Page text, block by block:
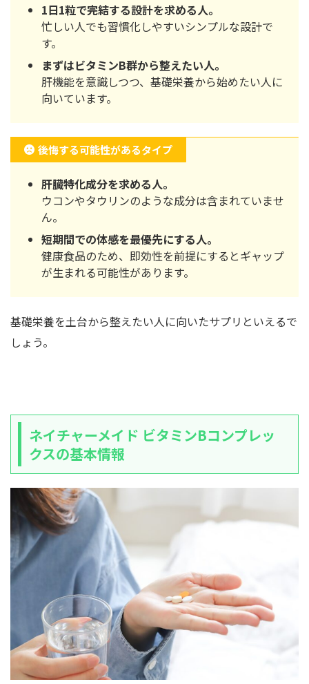
1日1粒で完結する設計を求める人。
忙しい人でも習慣化しやすいシンプルな設計で
す。
まずはビタミンB群から整えたい人。
肝機能を意識しつつ、基礎栄養から始めたい人に
向いています。
後悔する可能性があるタイプ
肝臓特化成分を求める人。
ウコンやタウリンのような成分は含まれていませ
ん。
短期間での体感を最優先にする人。
健康食品のため、即効性を前提にするとギャップ
が生まれる可能性があります。
基礎栄養を土台から整えたい人に向いたサプリといえるで
しょう。
ネイチャーメイド ビタミンBコンプレッ
クスの基本情報